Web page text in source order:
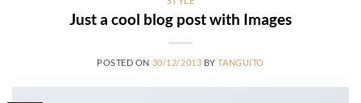
Just a cool blog post with Images
POSTED ON 30/12/2013 BYTANGUITO